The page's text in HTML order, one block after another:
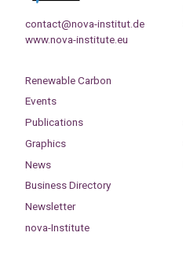
contact@nova-institut.de
www.nova-institute.eu
Renewable Carbon
Events
Publications
Graphics
News
Business Directory
Newsletter
nova-Institute